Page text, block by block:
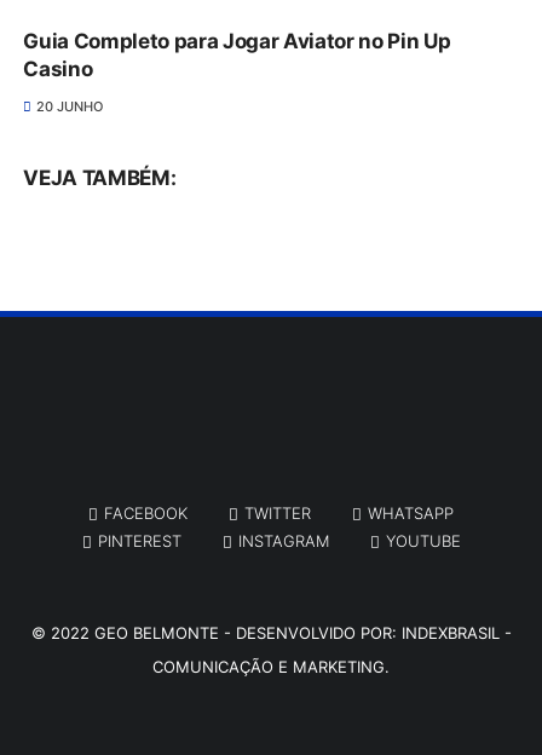
Guia Completo para Jogar Aviator no Pin Up
Casino
20 JUNHO
VEJA TAMBÉM:
FACEBOOK TWITTER
WHATSAPP
PINTEREST
INSTAGRAM YOUTUBE
© 2022 GEO BELMONTE - DESENVOLVIDO POR: INDEXBRASIL -
COMUNICAÇÃO E MARKETING.